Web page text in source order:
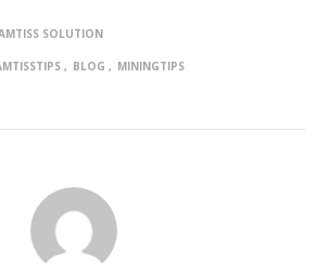
SOLUTION
BLOG MININGTIPS